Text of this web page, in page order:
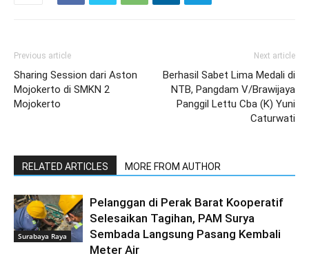
Previous article
Sharing Session dari Aston
Mojokerto di SMKN 2
Mojokerto
Next article
Berhasil Sabet Lima Medali di
NTB, Pangdam V/Brawijaya
Panggil Lettu Cba (K) Yuni
Caturwati
RELATED ARTICLES MORE FROM AUTHOR
Surabaya Raya
Pelanggan di Perak Barat Kooperatif
Selesaikan Tagihan, PAM Surya
Sembada Langsung Pasang Kembali
Meter Air